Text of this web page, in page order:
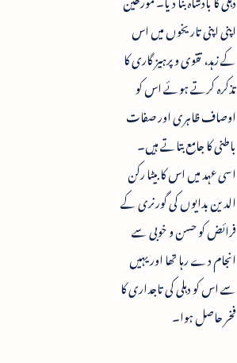
اپنی اپنی تاریخوں میں اس
کے زہد، تقوی و پرہیز گاری کا
تذکرہ کرتے ہوئے اس کو
اوصاف ظاہری اور صفات
باطنی کا جامع بتاتے ہیں۔
اسی عہد میں اس کا بیٹا رکن
الدین بدایوں کی گورنری کے
فرائض کو حسن و خوبی سے
انجام دے رہا تھا اور یہیں
سے اس کو دہلی کی تاجداری کا
فخر حاصل ہوا۔